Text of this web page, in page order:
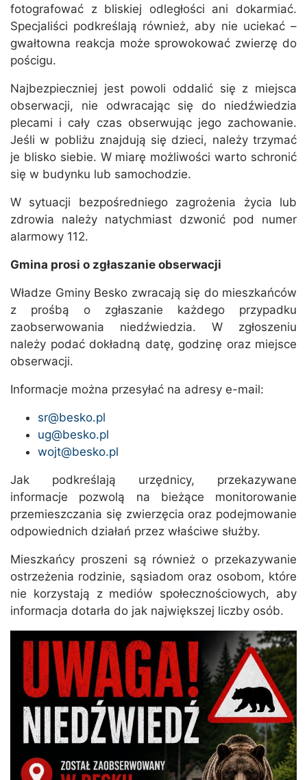
fotografować z bliskiej odległości ani dokarmiać.
Specjaliści podkreślają również, aby nie uciekać –
gwałtowna reakcja może sprowokować zwierzę do
pościgu.
Najbezpieczniej jest powoli oddalić się z miejsca
obserwacji, nie odwracając się do niedźwiedzia
plecami i cały czas obserwując jego zachowanie.
Jeśli w pobliżu znajdują się dzieci, należy trzymać
je blisko siebie. W miarę możliwości warto schronić
się w budynku lub samochodzie.
W sytuacji bezpośredniego zagrożenia życia lub
zdrowia należy natychmiast dzwonić pod numer
alarmowy 112.
Gmina prosi o zgłaszanie obserwacji
Władze Gminy Besko zwracają się do mieszkańców
z prośbą o zgłaszanie każdego przypadku
zaobserwowania niedźwiedzia. W zgłoszeniu
należy podać dokładną datę, godzinę oraz miejsce
obserwacji.
Informacje można przesyłać na adresy e-mail:
sr@besko.pl
ug@besko.pl
wojt@besko.pl
Jak podkreślają urzędnicy, przekazywane
informacje pozwolą na bieżące monitorowanie
przemieszczania się zwierzęcia oraz podejmowanie
odpowiednich działań przez właściwe służby.
Mieszkańcy proszeni są również o przekazywanie
ostrzeżenia rodzinie, sąsiadom oraz osobom, które
nie korzystają z mediów społecznościowych, aby
informacja dotarła do jak największej liczby osób.